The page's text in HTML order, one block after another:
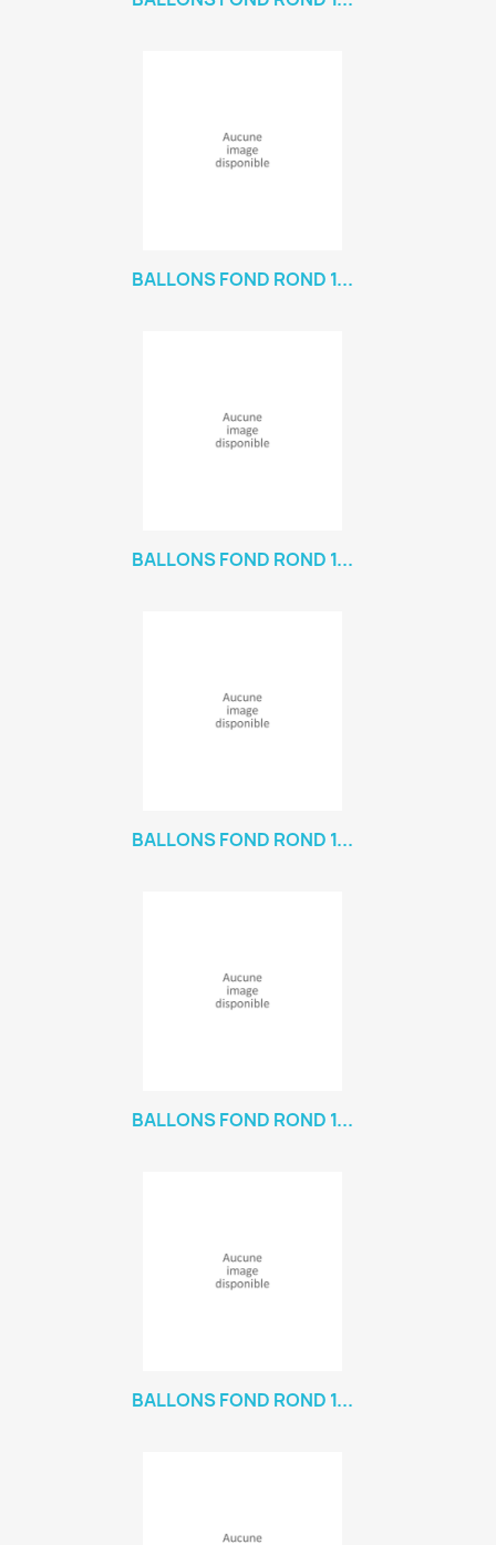
BALLONS FOND ROND 1...
BALLONS FOND ROND 1...
BALLONS FOND ROND 1...
BALLONS FOND ROND 1...
BALLONS FOND ROND 1...